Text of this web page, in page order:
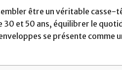
être un véritable casse-
30 et 50 ans, équilibrer le
se présente